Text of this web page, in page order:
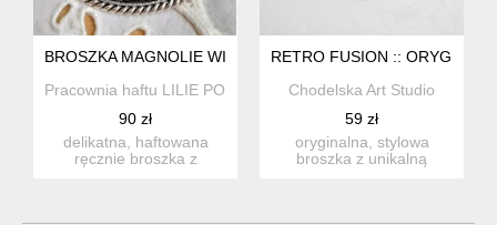
BROSZKA MAGNOLIE WIECZOROWĄ PORĄ HAFT RĘCZNY
Pracownia haftu LILIE POLNE
90 zł
delikatna, haftowana
ręcznie broszka z
RETRO FUSION ::
Chodelska Art Studio
59 zł
oryginalna, stylowa
broszka z unikalną